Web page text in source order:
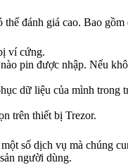
đánh giá cao. Bao gồm
ví cứng.
pin được nhập. Nếu
dữ liệu của mình trong
trên thiết bị Trezor.
số dịch vụ mà chúng
người dùng.